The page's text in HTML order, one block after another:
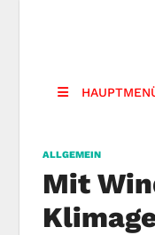
ALLGEMEIN
Mit